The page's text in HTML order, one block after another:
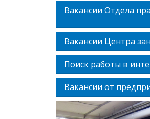
Вакансии Отдела
Вакансии Центра
Поиск работы в
Вакансии от